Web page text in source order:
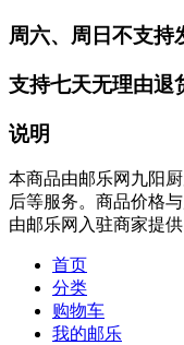
周六、周日不支持
支持七天无理由退
说明
本商品由邮乐网九阳
后等服务。商品价格
由邮乐网入驻商家提供
首页
分类
购物车
我的邮乐